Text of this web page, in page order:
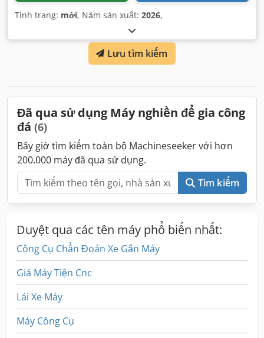
Tình trạng: mới, Năm sản xuất: 2026,
Lưu tìm kiếm
Đã qua sử dụng Máy nghiền để gia công
đá (6)
Bây giờ tìm kiếm toàn bộ Machineseeker với hơn
200.000 máy đã qua sử dụng.
Tìm kiếm
Duyệt qua các tên máy phổ biến nhất:
Công Cụ Chẩn Đoán Xe Gắn Máy
Giá Máy Tiện Cnc
Lái Xe Máy
Máy Công Cụ